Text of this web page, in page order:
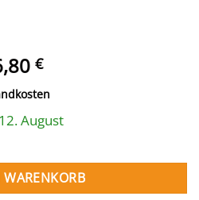
€
€Aktueller
ist:
1.076,80 €.
August
300 x 150 cm | Poolfolie